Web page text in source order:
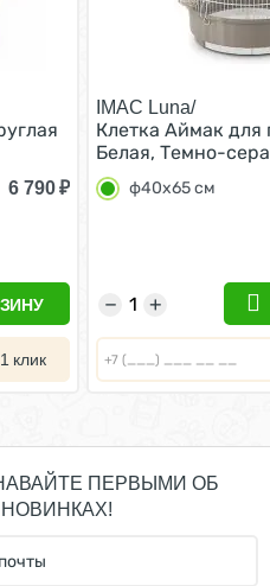
6 790₽
клик
IMAC Luna/
Клетка Аймак для
Белая, Темно-
ф40х65 см
+
−
ПЕРВЫМИ ОБ